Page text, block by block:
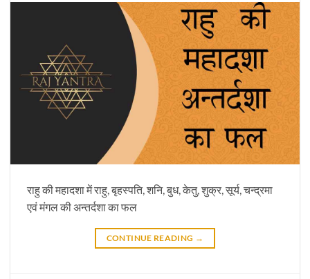
राहु की महादशा में राहु, बृहस्पति, शनि, बुध, केतु, शुक्र, सूर्य, चन्द्रमा
एवं मंगल की अन्तर्दशा का फल
CONTINUE READING →